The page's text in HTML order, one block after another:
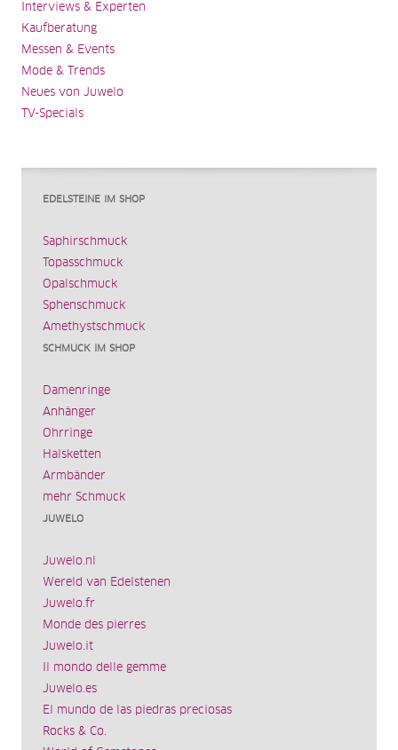
Interviews & Experten
Kaufberatung
Messen & Events
Mode & Trends
Neues von Juwelo
TV-Specials
EDELSTEINE IM SHOP
Saphirschmuck
Topasschmuck
Opalschmuck
Sphenschmuck
Amethystschmuck
SCHMUCK IM SHOP
Damenringe
Anhänger
Ohrringe
Halsketten
Armbänder
mehr Schmuck
JUWELO
Juwelo.nl
Wereld van Edelstenen
Juwelo.fr
Monde des pierres
Juwelo.it
Il mondo delle gemme
Juwelo.es
El mundo de las piedras preciosas
Rocks & Co.